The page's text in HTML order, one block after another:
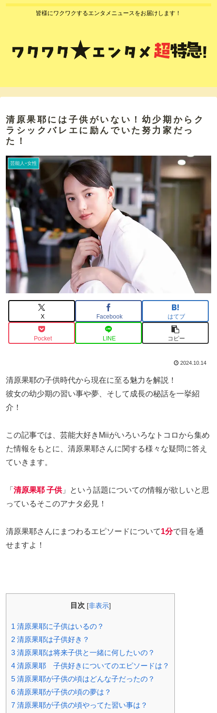
皆様にワクワクするエンタメニュースをお届けします！
清原果耶には子供がいない！幼少期からク
ラシックバレエに励んでいた努力家だっ
た！
芸能人ｰ女性
X Facebook はてブ
Pocket LINE コピー
2024.10.14
清原果耶の子供時代から現在に至る魅力を解説！
彼女の幼少期の習い事や夢、そして成長の秘話を一挙紹
介！
この記事では、芸能大好きMiiがいろいろなトコロから集め
た情報をもとに、清原果耶さんに関する様々な疑問に答え
ていきます。
「 清原果耶 子供」という話題についての情報が欲しいと思
っているそこのアナタ必見！
清原果耶さんにまつわるエピソードについて1分で目を通
せますよ！
目次 [非表示]
1 清原果耶に子供はいるの？
2 清原果耶は子供好き？
3 清原果耶は将来子供と一緒に何したいの？
4 清原果耶 子供好きについてのエピソードは？
5 清原果耶が子供の頃はどんな子だったの？
6 清原果耶が子供の頃の夢は？
7 清原果耶が子供の頃やってた習い事は？